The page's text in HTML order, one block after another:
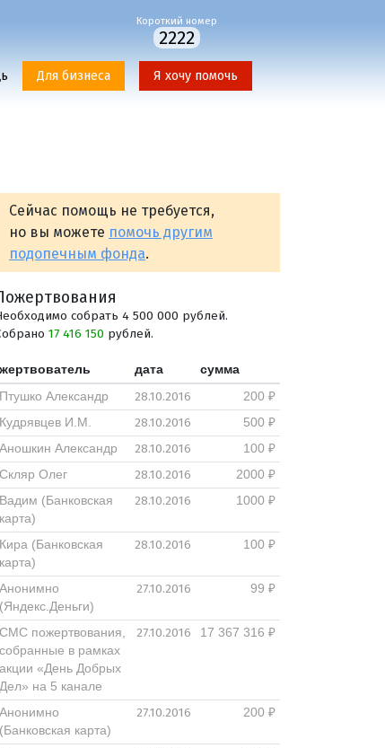
Короткий номер
2222
Для бизнеса Я хочу помочь
Сейчас помощь не требуется,
но вы можете помочь другим
подопечным фонда.
собрать 4 500 000 рублей.
17 416 150 рублей.
жертвователь дата
сумма
Птушко Александр
28.10.2016
200 ₽
Кудрявцев И.М.
28.10.2016
500 ₽
Аношкин Александр
28.10.2016
100 ₽
Скляр Олег
28.10.2016
2000 ₽
Вадим (Банковская
карта)
28.10.2016 1000 ₽
Кира (Банковская
карта)
28.10.2016 100 ₽
Анонимно
(Яндекс.Деньги)
27.10.2016 99 ₽
СМС пожертвования,
собранные в рамках
акции «День Добрых
Дел» на 5 канале
27.10.2016 17 367 316 ₽
Анонимно
(Банковская карта)
27.10.2016 200 ₽